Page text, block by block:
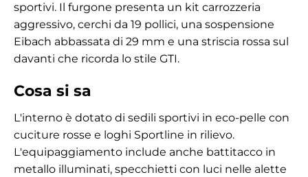
sportivi. Il furgone presenta un kit carrozzeria
aggressivo, cerchi da 19 pollici, una sospensione
Eibach abbassata di 29 mm e una striscia rossa sul
davanti che ricorda lo stile GTI.
Cosa si sa
L'interno è dotato di sedili sportivi in eco-pelle con
cuciture rosse e loghi Sportline in rilievo.
L'equipaggiamento include anche battitacco in
metallo illuminati, specchietti con luci nelle alette